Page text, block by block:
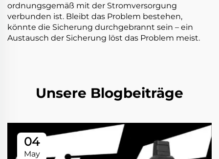
ordnungsgemäß mit der Stromversorgung
verbunden ist. Bleibt das Problem bestehen,
könnte die Sicherung durchgebrannt sein – ein
Austausch der Sicherung löst das Problem meist.
Unsere Blogbeiträge
04
May